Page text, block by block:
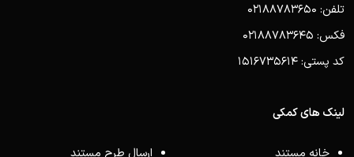
تلفن: 02188783650
فکس: 02188783645
کد پستی: 1516735614
لینک های کمکی
خانه مستند ارسال طرح مستند